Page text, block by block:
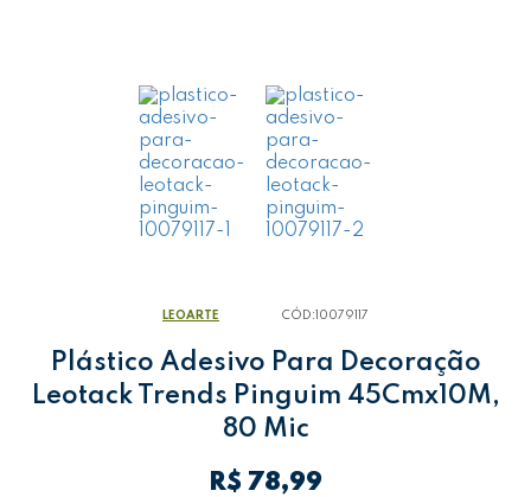
LEOARTE CÓD: 10079117
Plástico Adesivo Para Decoração
Leotack Trends Pinguim 45Cmx10M,
80 Mic
R$ 78,99